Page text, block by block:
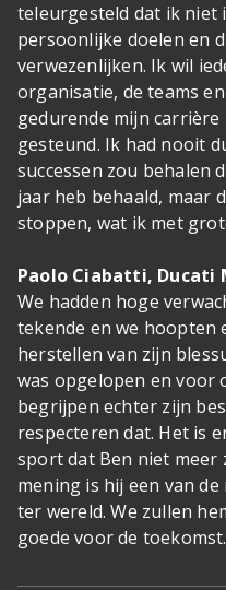
teleurgesteld dat ik niet
persoonlijke doelen en
verwezenlijken. Ik wil
organisatie, de teams
gedurende mijn
gesteund. Ik had nooit
successen zou behalen
jaar heb behaald, maar
stoppen, wat ik met
Paolo Ciabatti, Ducati
We hadden hoge
tekende en we hoopten
herstellen van zijn
was opgelopen en voor
begrijpen echter zijn
respecteren dat. Het is
sport dat Ben niet meer
mening is hij een van
ter wereld. We zullen
goede voor de toekomst.